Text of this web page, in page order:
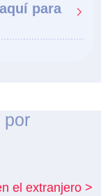
para
por
el extranjero >